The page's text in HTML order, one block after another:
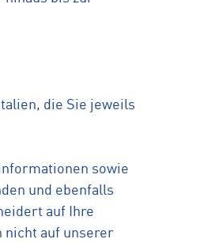
die Sie jeweils
sowie
und ebenfalls
auf Ihre
nicht auf unserer